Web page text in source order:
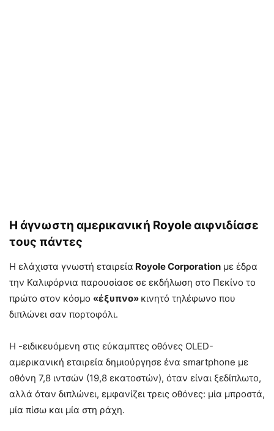
Η άγνωστη αμερικανική Royole αιφνιδίασε
τους πάντες
Η ελάχιστα γνωστή εταιρεία Royole Corporation με έδρα
την Καλιφόρνια παρουσίασε σε εκδήλωση στο Πεκίνο το
πρώτο στον κόσμο «έξυπνο» κινητό τηλέφωνο που
διπλώνει σαν πορτοφόλι.
Η -ειδικευόμενη στις εύκαμπτες οθόνες OLED-
αμερικανική εταιρεία δημιούργησε ένα smartphone με
οθόνη 7,8 ιντσών (19,8 εκατοστών), όταν είναι ξεδίπλωτο,
αλλά όταν διπλώνει, εμφανίζει τρεις οθόνες: μία μπροστά,
μία πίσω και μία στη ράχη.